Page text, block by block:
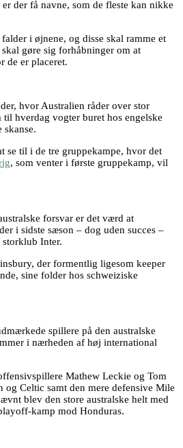
er der få navne, som de fleste kan nikke
i øjnene, og disse skal ramme et
gøre sig forhåbninger om at
de er placeret.
hvor Australien råder over stor
hverdag vogter buret hos engelske
skanse.
se til i de tre gruppekampe, hvor det
, som venter i første gruppekamp, vil
forsvar er det værd at
i sidste sæson – dog uden succes –
Inter.
der formentlig ligesom keeper
sine folder hos schweiziske
spillere på den australske
i nærheden af høj international
Mathew Leckie og Tom
Celtic samt den mere defensive Mile
blev den store australske helt med
kamp mod Honduras.